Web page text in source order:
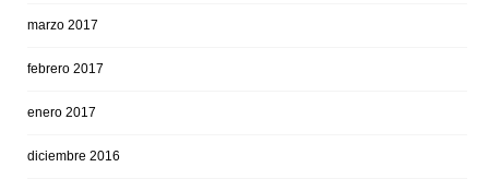
marzo 2017
febrero 2017
enero 2017
diciembre 2016